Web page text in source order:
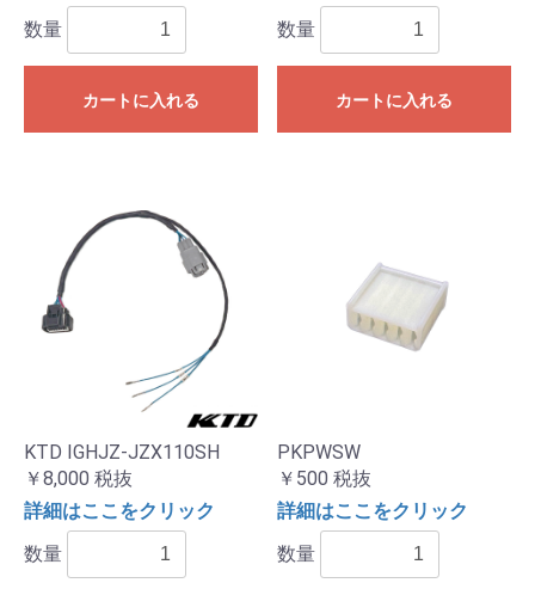
数量
カートに入れる
数量
カートに入れる
KTD IGHJZ-JZX110SH
￥8,000 税抜
詳細はここをクリック
数量
PKPWSW
￥500 税抜
詳細はここをクリック
数量